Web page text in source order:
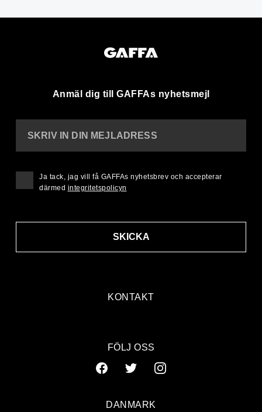
Anmäl dig till GAFFAs nyhetsmejl
KONTAKT
SKRIV IN DIN MEJLADRESS
SKICKA
Ja tack, jag vill få GAFFAs nyhetsbrev och accepterar
därmed integritetspolicyn
FÖLJ OSS
DANMARK